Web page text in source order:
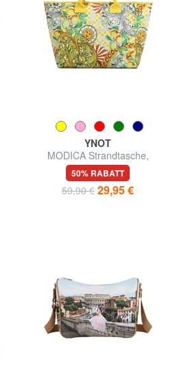
YNOT
MODICA Strandtasche,
handlich
50% RABATT
59,90 € 29,95 €